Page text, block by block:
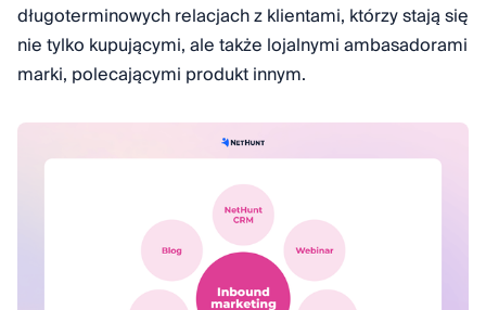
długoterminowych relacjach z klientami, którzy stają się
nie tylko kupującymi, ale także lojalnymi ambasadorami
marki, polecającymi produkt innym.